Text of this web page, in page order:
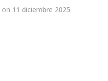
on 11 diciembre 2025